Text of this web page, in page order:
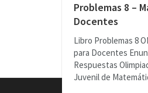
Problemas 8 –
Docentes
Libro Problemas 8
para Docentes
Respuestas
Juvenil de